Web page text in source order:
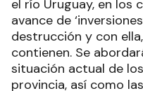
el río Uruguay, en los
avance de
destrucción y con
contienen. Se
situación actual de
provincia, así como